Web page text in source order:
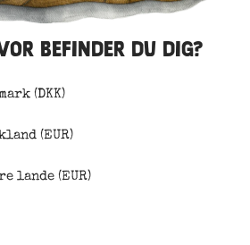
BEFINDER DU DIG?
(DKK)
(EUR)
lande (EUR)